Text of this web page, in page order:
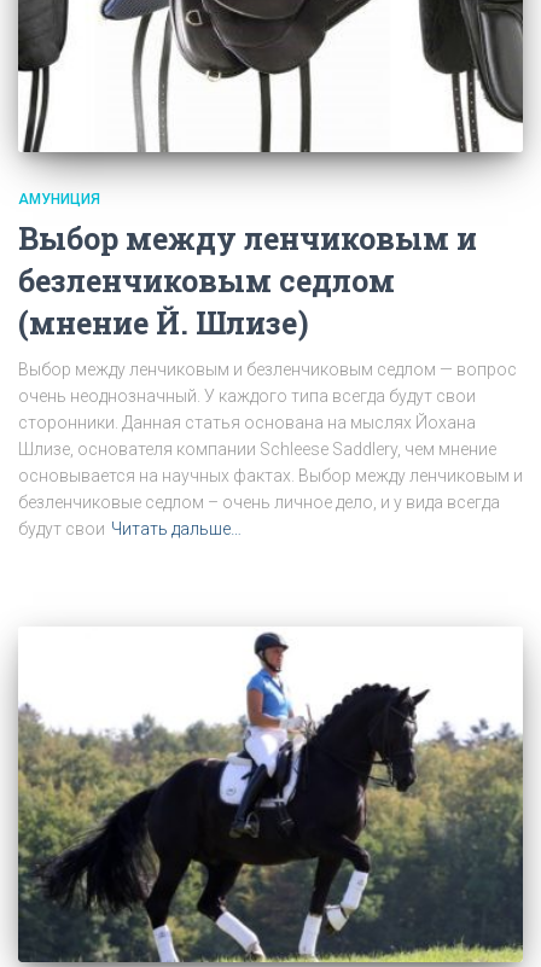
АМУНИЦИЯ
Выбор между ленчиковым и
безленчиковым седлом
(мнение Й. Шлизе)
Выбор между ленчиковым и безленчиковым седлом — вопрос
очень неоднозначный. У каждого типа всегда будут свои
сторонники. Данная статья основана на мыслях Йохана
Шлизе, основателя компании Schleese Saddlery, чем мнение
основывается на научных фактах. Выбор между ленчиковым и
безленчиковые седлом – очень личное дело, и у вида всегда
будут свои Читать дальше…